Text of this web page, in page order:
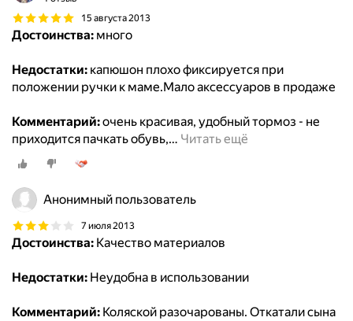
15 августа 2013
Достоинства: много
Недостатки: капюшон плохо фиксируется при
положении ручки к маме.Мало аксессуаров в продаже
Комментарий:очень красивая, удобный тормоз - не
приходится пачкать обувь,… Читать ещё
Анонимный пользователь
7 июля 2013
Достоинства: Качество материалов
Недостатки: Неудобна в использовании
Комментарий: Коляской разочарованы. Откатали сына